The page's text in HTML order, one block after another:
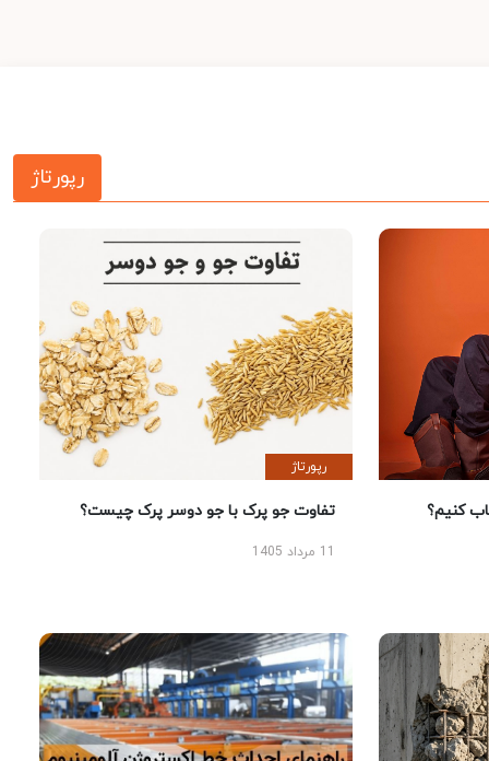
رپورتاژ
کنیم؟
رپورتاژ
تفاوت جو پرک با جو دوسر پرک چیست؟